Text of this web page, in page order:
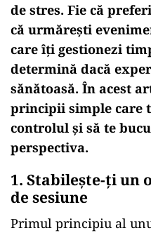
de stres. Fie că
că urmărești
care îți gestionezi
determină dacă
sănătoasă. În acest
principii simple care
controlul și să te
perspectiva.
1. Stabilește-ți un
de sesiune
Primul principiu al